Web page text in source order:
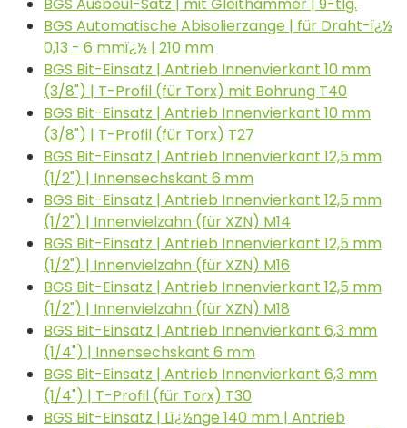
BGS Automatische Abisolierzange | für Draht-ï¿½
0,13 - 6 mmï¿½ | 210 mm
BGS Bit-Einsatz | Antrieb Innenvierkant 10 mm
(3/8") | T-Profil (für Torx) mit Bohrung T40
BGS Bit-Einsatz | Antrieb Innenvierkant 10 mm
(3/8") | T-Profil (für Torx) T27
BGS Bit-Einsatz | Antrieb Innenvierkant 12,5 mm
(1/2") | Innensechskant 6 mm
BGS Bit-Einsatz | Antrieb Innenvierkant 12,5 mm
(1/2") | Innenvielzahn (für XZN) M14
BGS Bit-Einsatz | Antrieb Innenvierkant 12,5 mm
(1/2") | Innenvielzahn (für XZN) M16
BGS Bit-Einsatz | Antrieb Innenvierkant 12,5 mm
(1/2") | Innenvielzahn (für XZN) M18
BGS Bit-Einsatz | Antrieb Innenvierkant 6,3 mm
(1/4") | Innensechskant 6 mm
BGS Bit-Einsatz | Antrieb Innenvierkant 6,3 mm
(1/4") | T-Profil (für Torx) T30
BGS Bit-Einsatz | Lï¿½nge 140 mm | Antrieb